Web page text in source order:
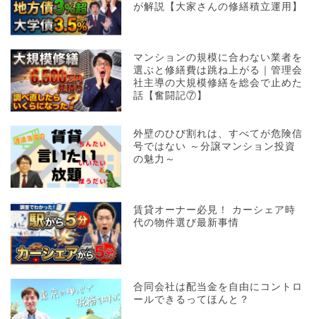
が解説【大家さんの修繕積立運用】
マンションの規模に合わない業者を
選ぶと修繕費は跳ね上がる｜管理会
社主導の大規模修繕を総会で止めた
話【奮闘記⑦】
外壁のひび割れは、すべてが危険信
号ではない ～分譲マンション投資
の魅力～
賃貸オーナー必見！ カーシェア時
代の物件選び最新事情
合同会社は配当金を自由にコントロ
ールできるってほんと？